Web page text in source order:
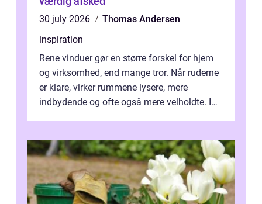
30 july 2026
Thomas Andersen
inspiration
Rene vinduer gør en større forskel for hjem
og virksomhed, end mange tror. Når ruderne
er klare, virker rummene lysere, mere
indbydende og ofte også mere velholdte. I